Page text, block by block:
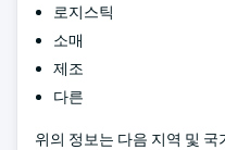
로지스틱
소매
제조
다른
위의 정보는 다음 지역 및